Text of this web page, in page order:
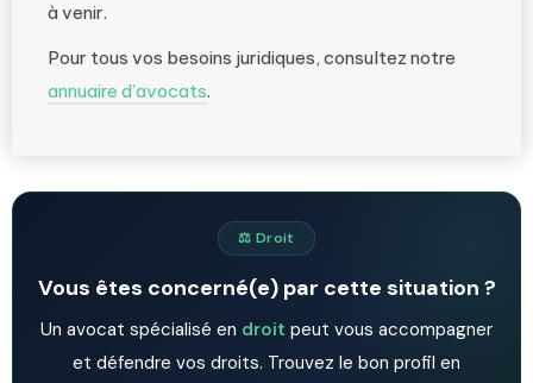
à venir.
Pour tous vos besoins juridiques, consultez notre
annuaire d’avocats.
⚖️ Droit
Vous êtes concerné(e) par cette situation ?
Un avocat spécialisé en droit peut vous accompagner
et défendre vos droits. Trouvez le bon profil en